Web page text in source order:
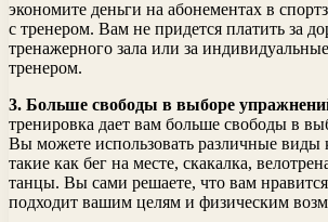
экономите деньги на абонементах в
с тренером. Вам не придется платить за
тренажерного зала или за
тренером.
3. Больше свободы в выборе
тренировка дает вам больше свободы в
Вы можете использовать различные виды
такие как бег на месте, скакалка,
танцы. Вы сами решаете, что вам
подходит вашим целям и физическим